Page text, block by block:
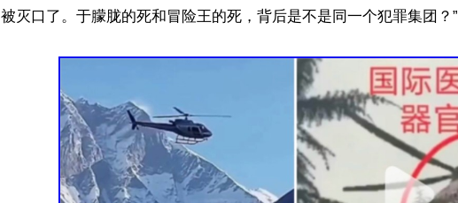
被灭口了。于朦胧的死和冒险王的死，背后是不是同一个犯罪集团？”